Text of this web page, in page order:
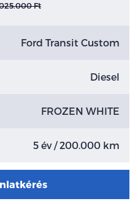
Ft
Ford Transit Custom
Diesel
FROZEN WHITE
5 év / 200.000 km